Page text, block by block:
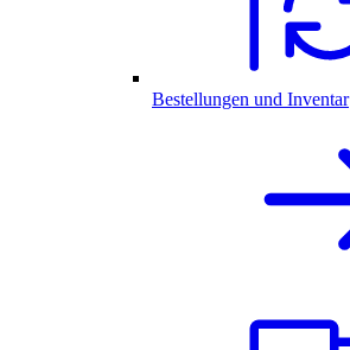
Bestellungen und Inventar